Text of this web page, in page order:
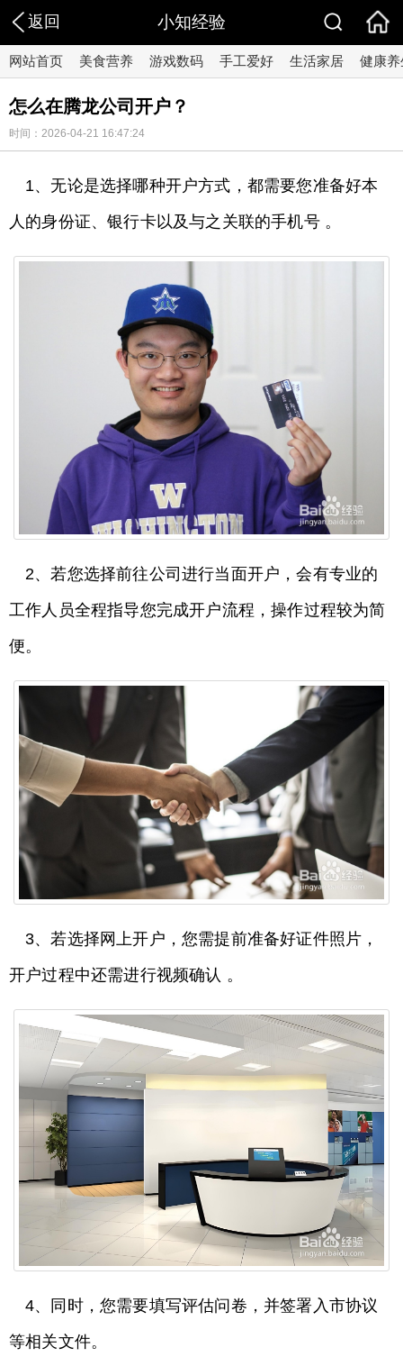
返回 小知经验
网站首页 美食营养 游戏数码 手工爱好 生活家居 健康养
怎么在腾龙公司开户？
时间：2026-04-21 16:47:24
1、无论是选择哪种开户方式，都需要您准备好本
人的身份证、银行卡以及与之关联的手机号 。
2、若您选择前往公司进行当面开户，会有专业的
工作人员全程指导您完成开户流程，操作过程较为简
便。
3、若选择网上开户，您需提前准备好证件照片，
开户过程中还需进行视频确认 。
4、同时，您需要填写评估问卷，并签署入市协议
等相关文件。